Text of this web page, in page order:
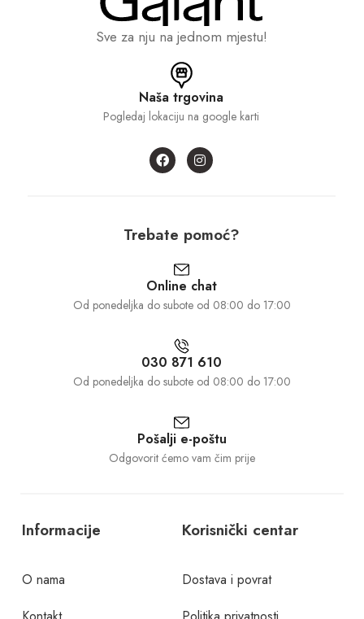
Sve za nju na jednom mjestu!
Naša trgovina
Pogledaj lokaciju na google karti
Trebate pomoć?
Online chat
Od ponedeljka do subote od 08:00 do 17:00
030 871 610
Od ponedeljka do subote od 08:00 do 17:00
Pošalji e-poštu
Odgovorit ćemo vam čim prije
Informacije
O nama
Korisnički centar
Dostava i povrat